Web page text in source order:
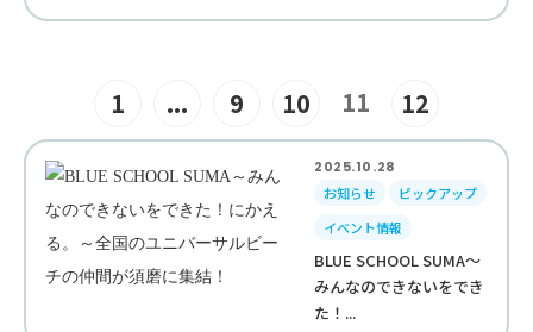
1 ... 9 10 11 12
2025.10.28
お知らせ
ピックアップ
イベント情報
BLUE SCHOOL SUMA～
みんなのできないをでき
た！...